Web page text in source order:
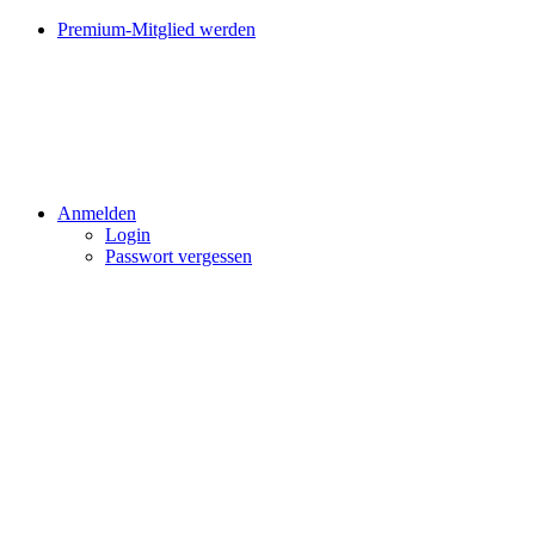
Premium-Mitglied werden
Anmelden
Login
Passwort vergessen